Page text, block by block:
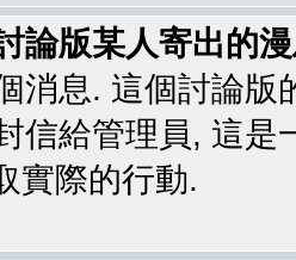
論版某人寄出的
消息. 這個討論
信給管理員, 這
實際的行動.